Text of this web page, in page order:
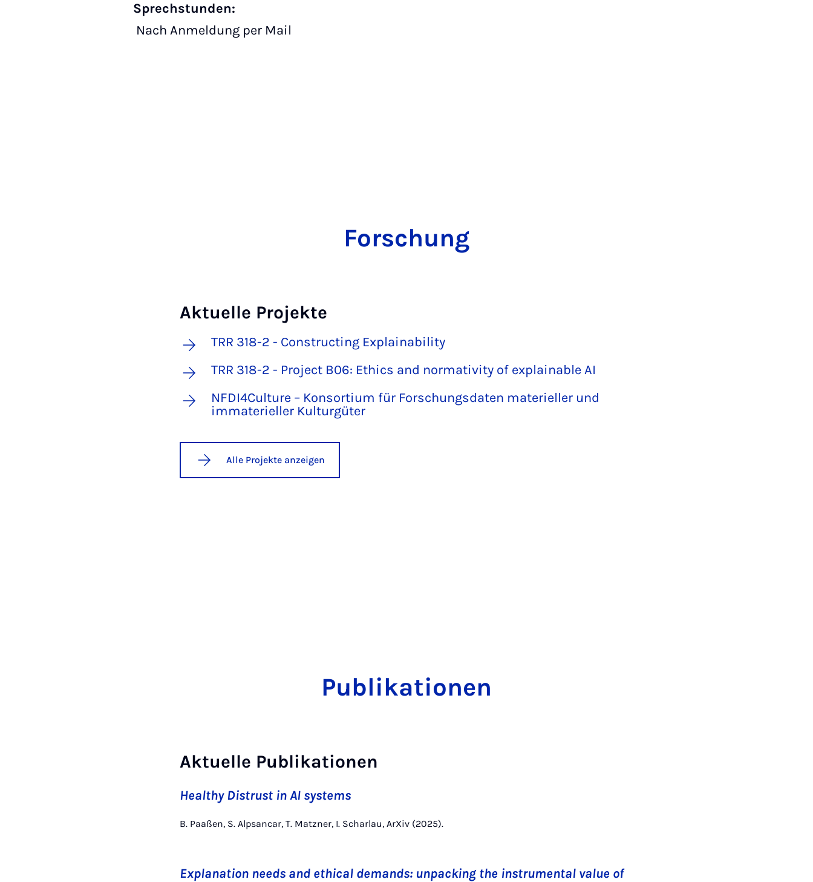
Sprechstunden:
Nach Anmeldung per Mail
Forschung
Aktuelle Projekte
TRR 318-2 - Constructing Explainability
TRR 318-2 - Project B06: Ethics and normativity of explainable AI
NFDI4Culture – Konsortium für Forschungsdaten materieller und
immaterieller Kulturgüter
Alle Projekte anzeigen
Publikationen
Aktuelle Publikationen
Healthy Distrust in AI systems
B. Paaßen, S. Alpsancar, T. Matzner, I. Scharlau, ArXiv (2025).
Explanation needs and ethical demands: unpacking the instrumental value of